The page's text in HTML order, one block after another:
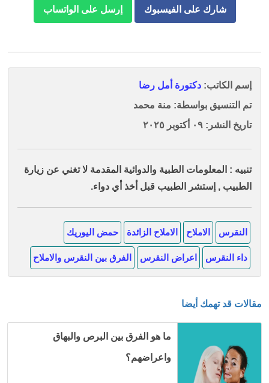
شارك على الفيسبوك إرسل على الواتساب
إسم الكاتب: دكتورة أمل رضا
تم التنسيق بواسطة: منة محمد
تاريخ النشر: ٠٩ أكتوبر ٢٠٢٥
تنبيه : المعلومات الطبية والدوائية المقدمة لا تغني عن زيارة
الطبيب , إستشر الطبيب قبل أخذ أي دواء.
النقرس الاملاح الاملاح الزائدة حمض اليوريك
داء النقرس اعراض النقرس الفرق بين النقرس والاملاح
مقالات قد تهمك أيضا
ما هو الفرق بين البرص والبهاق
واعراضهم؟